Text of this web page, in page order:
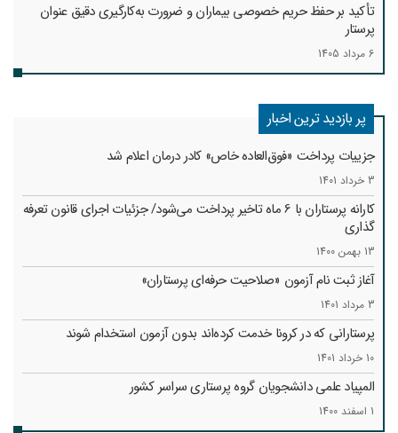
تأکید بر حفظ حریم خصوصی بیماران و ضرورت به‌کارگیری دقیق عنوان
پرستار
6 مرداد 1405
پر بازدید ترین اخبار
جزییات پرداخت «فوق‌العاده خاص» کادر درمان اعلام شد
3 خرداد 1401
کارانه‌ پرستاران با 6 ماه تاخیر پرداخت می‌شود/ جزئیات اجرای قانون تعرفه
گذاری
13 بهمن 1400
آغاز ثبت نام آزمون «صلاحیت حرفه‌ای پرستاران»
3 مرداد 1401
پرستارانی که در کرونا خدمت کرد‌ه‌اند بدون آزمون استخدام شوند
10 خرداد 1401
المپیاد علمی دانشجویان گروه پرستاری سراسر کشور
1 اسفند 1400